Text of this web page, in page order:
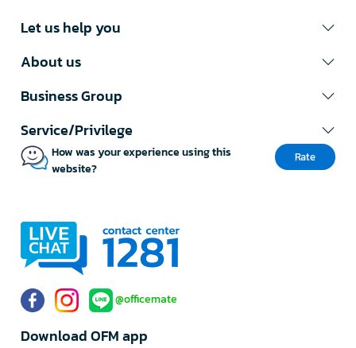
Let us help you
About us
Business Group
Service/Privilege
How was your experience using this
website?
Rate
@officemate
Download OFM app